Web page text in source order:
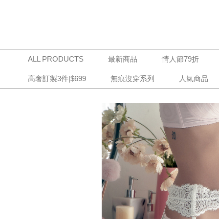
ALL PRODUCTS 最新商品 情人節79折
高奢訂製3件|$699 無痕沒穿系列 人氣商品